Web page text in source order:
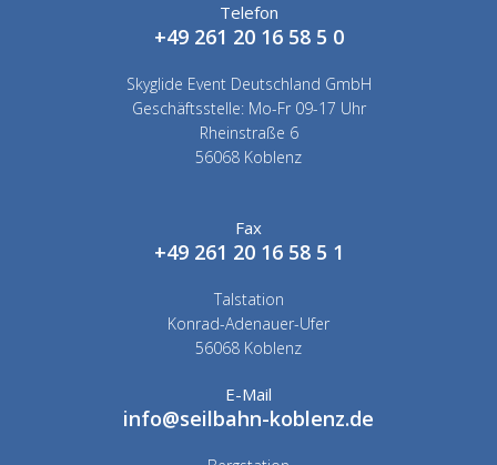
Telefon
+49 261 20 16 58 5 0
Skyglide Event Deutschland GmbH
Geschäftsstelle: Mo-Fr 09-17 Uhr
Rheinstraße 6
56068 Koblenz
Fax
+49 261 20 16 58 5 1
Talstation
Konrad-Adenauer-Ufer
56068 Koblenz
E-Mail
info@seilbahn-koblenz.de